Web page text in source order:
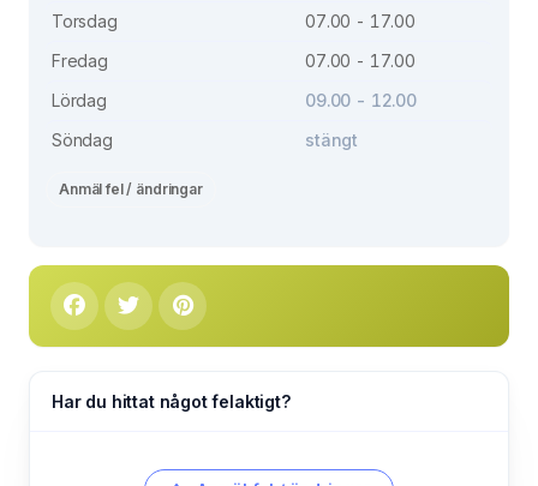
Torsdag
07.00 - 17.00
Fredag
07.00 - 17.00
Lördag
09.00 - 12.00
Söndag
stängt
Anmäl fel / ändringar
Har du hittat något felaktigt?